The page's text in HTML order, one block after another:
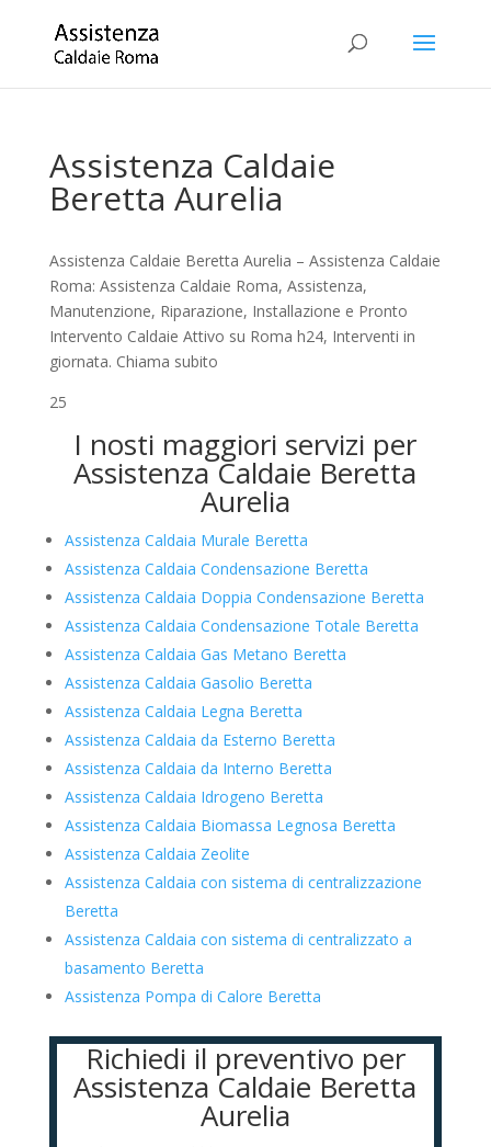
Assistenza Caldaie
Beretta Aurelia
Assistenza Caldaie Beretta Aurelia – Assistenza Caldaie
Roma: Assistenza Caldaie Roma, Assistenza,
Manutenzione, Riparazione, Installazione e Pronto
Intervento Caldaie Attivo su Roma h24, Interventi in
giornata. Chiama subito
25
I nosti maggiori servizi per
Assistenza Caldaie Beretta
Aurelia
Assistenza Caldaia Murale Beretta
Assistenza Caldaia Condensazione Beretta
Assistenza Caldaia Doppia Condensazione Beretta
Assistenza Caldaia Condensazione Totale Beretta
Assistenza Caldaia Gas Metano Beretta
Assistenza Caldaia Gasolio Beretta
Assistenza Caldaia Legna Beretta
Assistenza Caldaia da Esterno Beretta
Assistenza Caldaia da Interno Beretta
Assistenza Caldaia Idrogeno Beretta
Assistenza Caldaia Biomassa Legnosa Beretta
Assistenza Caldaia Zeolite
Assistenza Caldaia con sistema di centralizzazione
Beretta
Assistenza Caldaia con sistema di centralizzato a
basamento Beretta
Assistenza Pompa di Calore Beretta
Richiedi il preventivo per
Assistenza Caldaie Beretta
Aurelia